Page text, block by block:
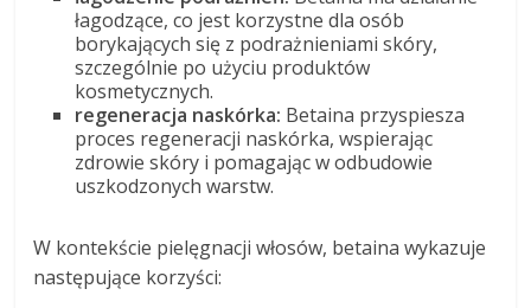
łagodzące, co jest korzystne dla osób
borykających się z podrażnieniami skóry,
szczególnie po użyciu produktów
kosmetycznych.
regeneracja naskórka: Betaina przyspiesza
proces regeneracji naskórka, wspierając
zdrowie skóry i pomagając w odbudowie
uszkodzonych warstw.
W kontekście pielęgnacji włosów, betaina wykazuje
następujące korzyści: